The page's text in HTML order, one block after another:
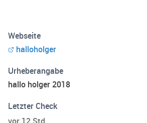
Webseite
halloholger
Urheberangabe
hallo holger 2018
Letzter Check